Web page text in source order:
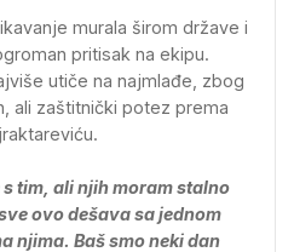
murala širom države i
pritisak na ekipu.
utiče na najmlađe, zbog
ali zaštitnički potez prema
tim, ali njih moram stalno
ovo dešava sa jednom
njima. Baš smo neki dan